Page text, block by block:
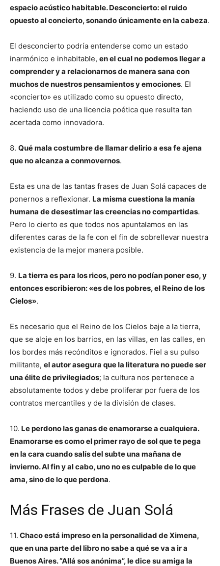
espacio acústico habitable. Desconcierto: el ruido
opuesto al concierto, sonando únicamente en la cabeza.
El desconcierto podría entenderse como un estado
inarmónico e inhabitable, en el cual no podemos llegar a
comprender y a relacionarnos de manera sana con
muchos de nuestros pensamientos y emociones. El
«concierto» es utilizado como su opuesto directo,
haciendo uso de una licencia poética que resulta tan
acertada como innovadora.
8. Qué mala costumbre de llamar delirio a esa fe ajena
que no alcanza a conmovernos.
Esta es una de las tantas frases de Juan Solá capaces de
ponernos a reflexionar. La misma cuestiona la manía
humana de desestimar las creencias no compartidas.
Pero lo cierto es que todos nos apuntalamos en las
diferentes caras de la fe con el fin de sobrellevar nuestra
existencia de la mejor manera posible.
9. La tierra es para los ricos, pero no podían poner eso, y
entonces escribieron: «es de los pobres, el Reino de los
Cielos».
Es necesario que el Reino de los Cielos baje a la tierra,
que se aloje en los barrios, en las villas, en las calles, en
los bordes más recónditos e ignorados. Fiel a su pulso
militante, el autor asegura que la literatura no puede ser
una élite de privilegiados; la cultura nos pertenece a
absolutamente todos y debe proliferar por fuera de los
contratos mercantiles y de la división de clases.
10. Le perdono las ganas de enamorarse a cualquiera.
Enamorarse es como el primer rayo de sol que te pega
en la cara cuando salís del subte una mañana de
invierno. Al fin y al cabo, uno no es culpable de lo que
ama, sino de lo que perdona.
Más Frases de Juan Solá
11. Chaco está impreso en la personalidad de Ximena,
que en una parte del libro no sabe a qué se va a ir a
Buenos Aires. “Allá sos anónima”, le dice su amiga la